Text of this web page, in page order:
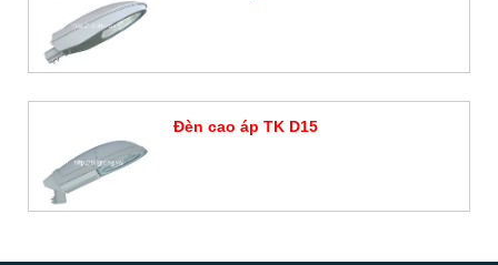
Đèn cao áp TK D15